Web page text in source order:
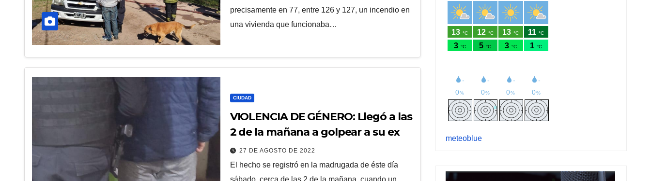
precisamente en 77, entre 126 y 127, un incendio en
una vivienda que funcionaba…
CIUDAD
VIOLENCIA DE GÉNERO: Llegó a las
2 de la mañana a golpear a su ex
27 DE AGOSTO DE 2022
El hecho se registró en la madrugada de éste día
meteoblue